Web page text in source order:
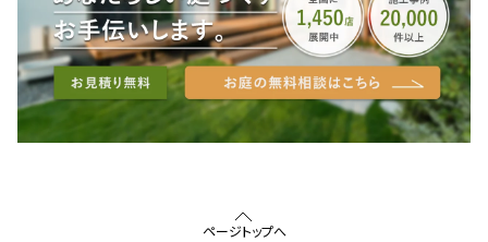
ページトップへ